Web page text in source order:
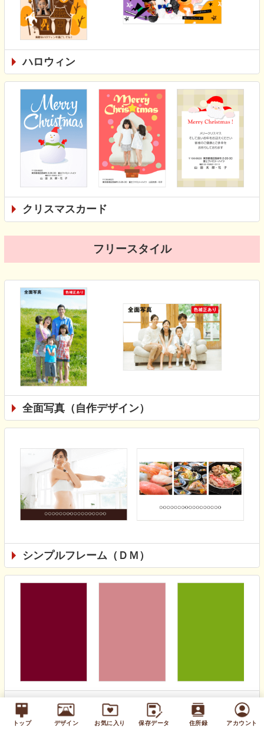
トップ デザイン お気に入り 保存データ 住所録 アカウント
ハロウィン
クリスマスカード
フリースタイル
全面写真（自作デザイン）
シンプルフレーム（ＤＭ）
無地カラー（通年）